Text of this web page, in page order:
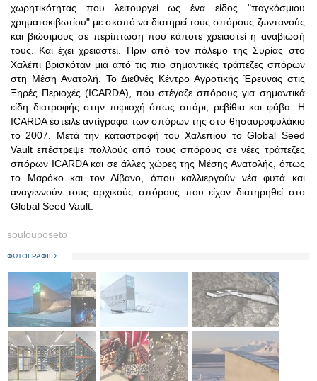
χωρητικότητας που λειτουργεί ως ένα είδος "παγκόσμιου
χρηματοκιβωτίου" με σκοπό να διατηρεί τους σπόρους ζωντανούς
και βιώσιμους σε περίπτωση που κάποτε χρειαστεί η αναβίωσή
τους. Και έχει χρειαστεί. Πριν από τον πόλεμο της Συρίας στο
Χαλέπι βρισκόταν μια από τις πιο σημαντικές τράπεζες σπόρων
στη Μέση Ανατολή. Το Διεθνές Κέντρο Αγροτικής Έρευνας στις
Ξηρές Περιοχές (ICARDA), που στέγαζε σπόρους για σημαντικά
είδη διατροφής στην περιοχή όπως σιτάρι, ρεβίθια και φάβα. Η
ICARDA έστειλε αντίγραφα των σπόρων της στο θησαυροφυλάκιο
το 2007. Μετά την καταστροφή του Χαλεπίου το Global Seed
Vault επέστρεψε πολλούς από τους σπόρους σε νέες τράπεζες
σπόρων ICARDA και σε άλλες χώρες της Μέσης Ανατολής, όπως
το Μαρόκο και τον Λίβανο, όπου καλλιεργούν νέα φυτά και
αναγεννούν τους αρχικούς σπόρους που είχαν διατηρηθεί στο
Global Seed Vault.
soulouposeto
ΦΩΤΟΓΡΑΦΙΕΣ